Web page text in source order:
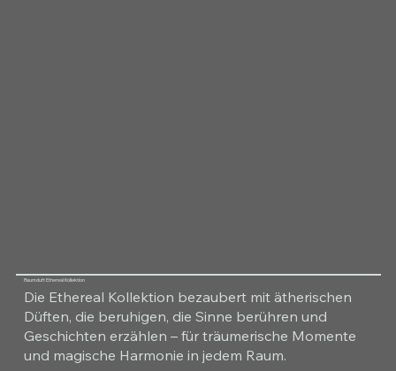
Raumduft Ethereal Kollektion
Die Ethereal Kollektion bezaubert mit ätherischen
Düften, die beruhigen, die Sinne berühren und
Geschichten erzählen – für träumerische Momente
und magische Harmonie in jedem Raum.